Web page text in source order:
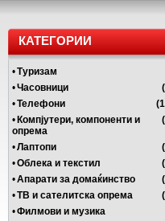
КАТЕГОРИИ
•Туризам
•Часовници
•Телефони
• Компјутери, компоненти и
опрема
•Лаптопи
•Облека и текстил
•Апарати за домаќинство
•ТВ и сателитска опрема
•Филмови и музика